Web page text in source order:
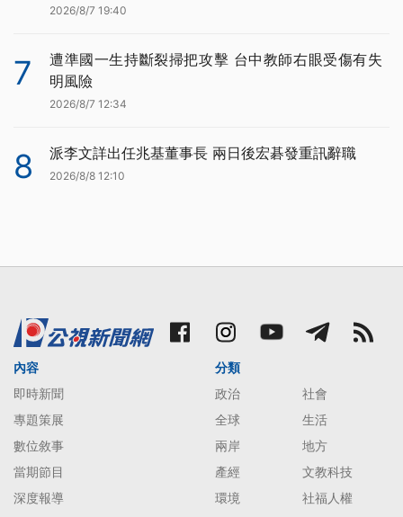
2026/8/7 19:40
7
遭準國一生持斷裂掃把攻擊 台中教師右眼受傷有失
明風險
2026/8/7 12:34
8 派李文詳出任兆基董事長 兩日後宏碁發重訊辭職
2026/8/8 12:10
內容
即時新聞
專題策展
數位敘事
當期節目
深度報導
分類
政治
社會
全球
生活
兩岸
地方
產經
文教科技
環境
社福人權